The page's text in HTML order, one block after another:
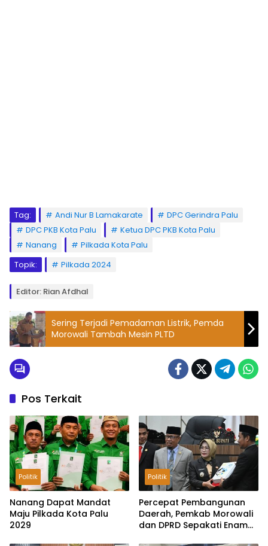
Tag: Andi Nur B Lamakarate
DPC Gerindra Palu
DPC PKB Kota Palu
Ketua DPC PKB Kota Palu
Nanang
Pilkada Kota Palu
Topik:
Pilkada 2024
Editor: Rian Afdhal
Sering Terjadi Pemadaman Listrik, Pemda
Morowali Tambah Mesin PLTD
Pos Terkait
Politik
Nanang Dapat Mandat
Maju Pilkada Kota Palu
2029
Politik
Percepat Pembangunan
Daerah, Pemkab Morowali
dan DPRD Sepakati Enam